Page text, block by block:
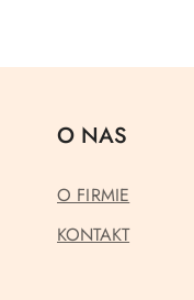
O NAS
O FIRMIE
KONTAKT